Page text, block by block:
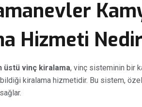
Hizmeti
üstü vinç kiralama, vinç sisteminin bir
kiralama hizmetidir. Bu sistem,